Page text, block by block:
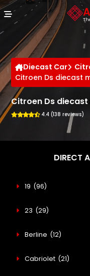
Diecast Car
Citroen Ds diecast
Citroen Ds
4.4 (138 reviews)
DIRECT
19 (96)
23 (29)
Berline (12)
Cabriolet (21)
Cookies management panel